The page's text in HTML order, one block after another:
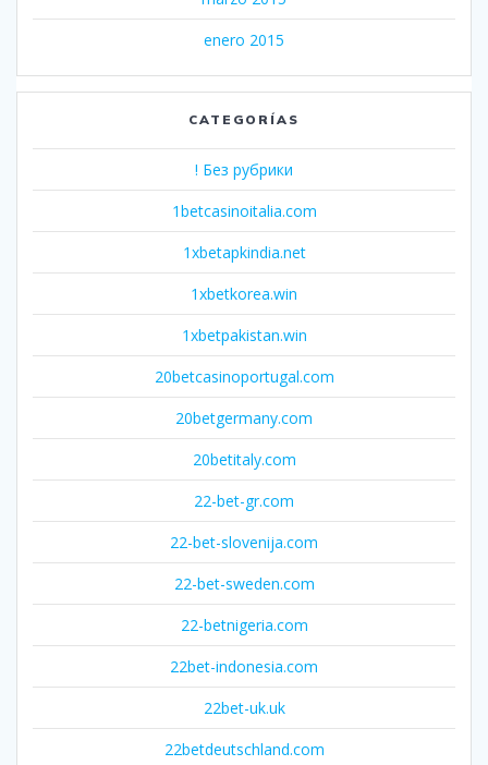
enero 2015
CATEGORÍAS
! Без рубрики
1betcasinoitalia.com
1xbetapkindia.net
1xbetkorea.win
1xbetpakistan.win
20betcasinoportugal.com
20betgermany.com
20betitaly.com
22-bet-gr.com
22-bet-slovenija.com
22-bet-sweden.com
22-betnigeria.com
22bet-indonesia.com
22bet-uk.uk
22betdeutschland.com